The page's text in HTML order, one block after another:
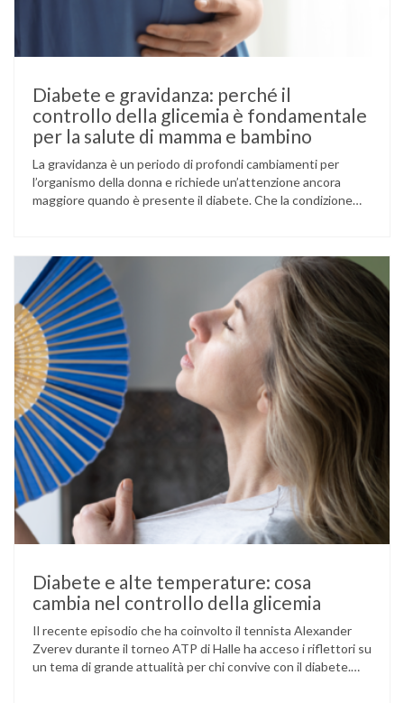
Diabete e gravidanza: perché il
controllo della glicemia è fondamentale
per la salute di mamma e bambino
La gravidanza è un periodo di profondi cambiamenti per
l’organismo della donna e richiede un’attenzione ancora
maggiore quando è presente il diabete. Che la condizione
volta durante la gestazione (diabete gestazionale),
mantenere …
Diabete e alte temperature: cosa
cambia nel controllo della glicemia
Il recente episodio che ha coinvolto il tennista Alexander
Zverev durante il torneo ATP di Halle ha acceso i riflettori su
un tema di grande attualità per chi convive con il diabete.